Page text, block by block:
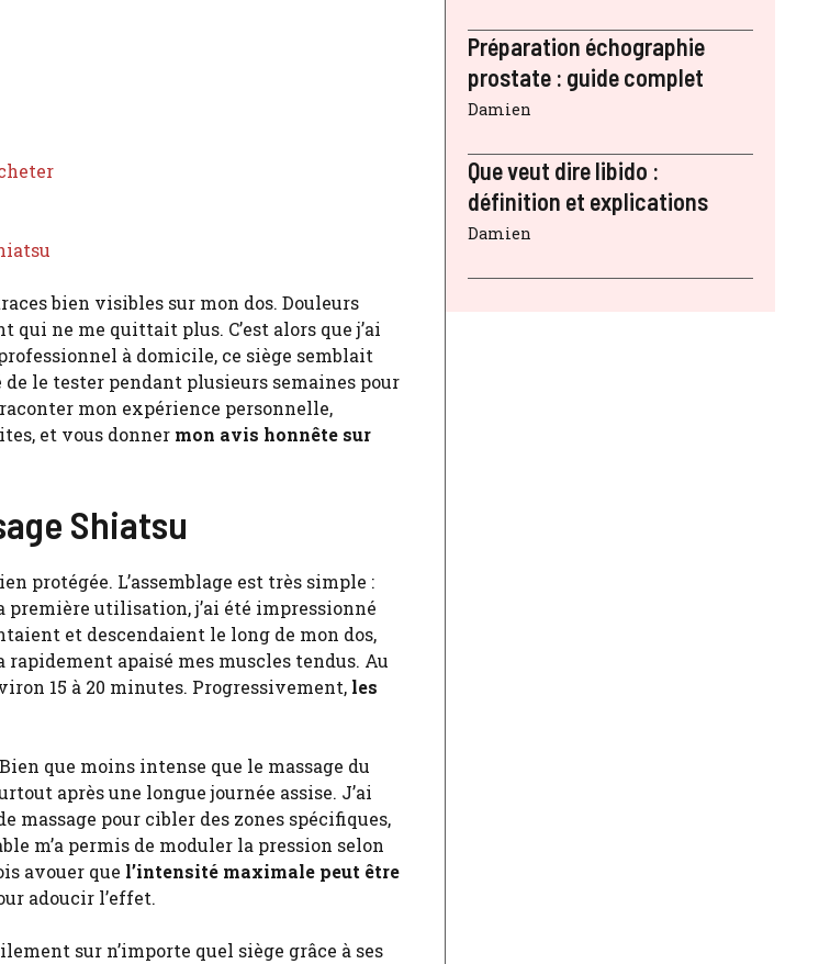
bien visibles sur mon dos. Douleurs
qui ne me quittait plus. C’est alors que j’ai
à domicile, ce siège semblait
le tester pendant plusieurs semaines pour
mon expérience personnelle,
et vous donner mon avis honnête sur
Shiatsu
protégée. L’assemblage est très simple :
première utilisation, j’ai été impressionné
et descendaient le long de mon dos,
apaisé mes muscles tendus. Au
15 à 20 minutes. Progressivement, les
que moins intense que le massage du
après une longue journée assise. J’ai
massage pour cibler des zones spécifiques,
m’a permis de moduler la pression selon
avouer que l’intensité maximale peut être
adoucir l’effet.
sur n’importe quel siège grâce à ses
Préparation échographie
prostate : guide complet
Damien
Que veut dire libido :
définition et explications
Damien